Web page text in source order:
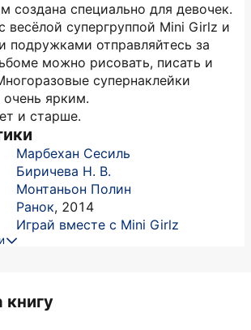
создана специально для девочек.
весёлой супергруппой Mini Girlz и
подружками отправляйтесь за
можно рисовать, писать и
супернаклейки
ярким.
и старше.
Марбехан Сесиль
Биричева Н. В.
Монтаньон Полин
Ранок, 2014
Играй вместе с Mini Girlz
книгу